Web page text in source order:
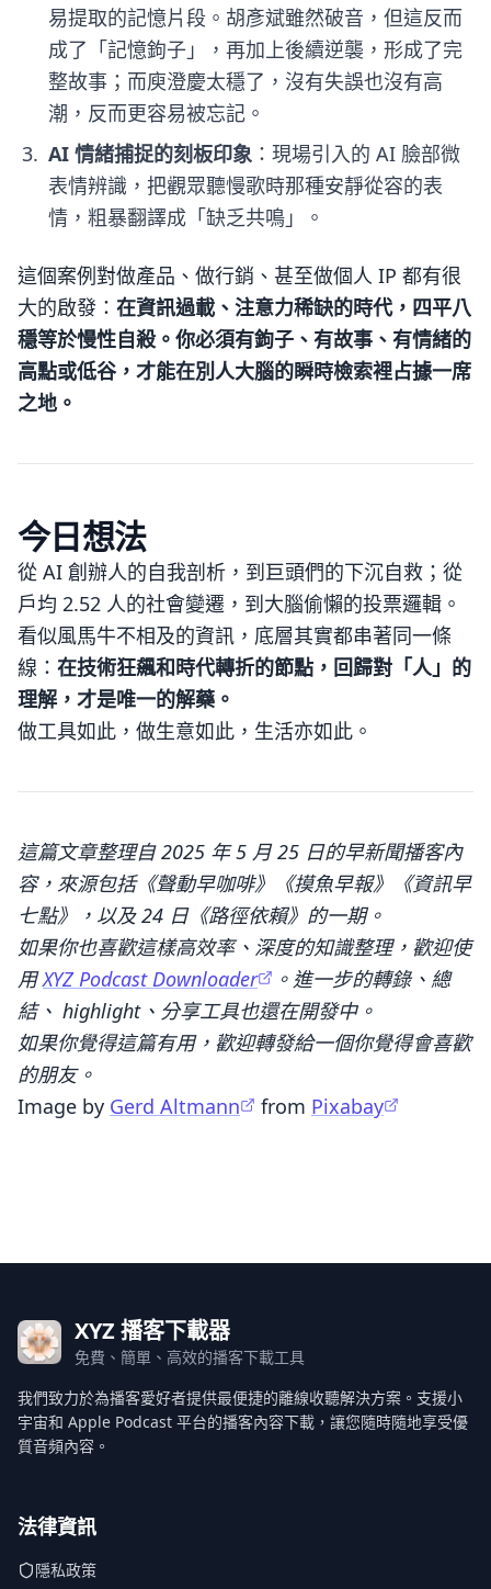
易提取的記憶片段。胡彥斌雖然破音，但這反而
成了「記憶鉤子」，再加上後續逆襲，形成了完
整故事；而庾澄慶太穩了，沒有失誤也沒有高
潮，反而更容易被忘記。
AI 情緒捕捉的刻板印象 ：現場引入的 AI 臉部微
表情辨識，把觀眾聽慢歌時那種安靜從容的表
情，粗暴翻譯成「缺乏共鳴」。
這個案例對做產品、做行銷、甚至做個人 IP 都有很
大的啟發： 在資訊過載、注意力稀缺的時代，四平八
穩等於慢性自殺。你必須有鉤子、有故事、有情緒的
高點或低谷，才能在別人大腦的瞬時檢索裡占據一席
之地。
今日想法
從 AI 創辦人的自我剖析，到巨頭們的下沉自救；從
戶均 2.52 人的社會變遷，到大腦偷懶的投票邏輯。
看似風馬牛不相及的資訊，底層其實都串著同一條
線： 在技術狂飆和時代轉折的節點，回歸對「人」的
理解，才是唯一的解藥。
做工具如此，做生意如此，生活亦如此。
這篇文章整理自 2025 年 5 月 25 日的早新聞播客內
容，來源包括《聲動早咖啡》《摸魚早報》《資訊早
七點》，以及 24 日《路徑依賴》的一期。
如果你也喜歡這樣高效率、深度的知識整理，歡迎使
用XYZ Podcast Downloader
。進一步的轉錄、總
結、 highlight、分享工具也還在開發中。
如果你覺得這篇有用，歡迎轉發給一個你覺得會喜歡
的朋友。
Image by Gerd Altmann from Pixabay
XYZ 播客下載器
免費、簡單、高效的播客下載工具
我們致力於為播客愛好者提供最便捷的離線收聽解決方案。支援小
宇宙和 Apple Podcast 平台的播客內容下載，讓您隨時隨地享受優
質音頻內容。
法律資訊
隱私政策